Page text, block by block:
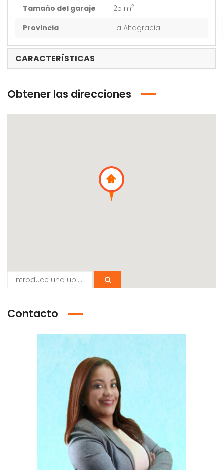
Tamaño del garaje 25 m2
Provincia La Altagracia
CARACTERÍSTICAS
Obtener las direcciones
Contacto